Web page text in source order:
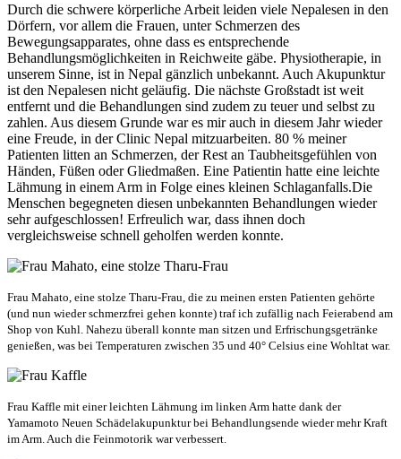
Durch die schwere körperliche Arbeit leiden viele Nepalesen in den
Dörfern, vor allem die Frauen, unter Schmerzen des
Bewegungsapparates, ohne dass es entsprechende
Behandlungsmöglichkeiten in Reichweite gäbe. Physiotherapie, in
unserem Sinne, ist in Nepal gänzlich unbekannt. Auch Akupunktur
ist den Nepalesen nicht geläufig. Die nächste Großstadt ist weit
entfernt und die Behandlungen sind zudem zu teuer und selbst zu
zahlen. Aus diesem Grunde war es mir auch in diesem Jahr wieder
eine Freude, in der Clinic Nepal mitzuarbeiten. 80 % meiner
Patienten litten an Schmerzen, der Rest an Taubheitsgefühlen von
Händen, Füßen oder Gliedmaßen. Eine Patientin hatte eine leichte
Lähmung in einem Arm in Folge eines kleinen Schlaganfalls.Die
Menschen begegneten diesen unbekannten Behandlungen wieder
sehr aufgeschlossen! Erfreulich war, dass ihnen doch
vergleichsweise schnell geholfen werden konnte.
Frau Mahato, eine stolze Tharu-Frau, die zu meinen ersten Patienten gehörte
(und nun wieder schmerzfrei gehen konnte) traf ich zufällig nach Feierabend am
Shop von Kuhl. Nahezu überall konnte man sitzen und Erfrischungsgetränke
genießen, was bei Temperaturen zwischen 35 und 40° Celsius eine Wohltat war.
Frau Kaffle mit einer leichten Lähmung im linken Arm hatte dank der
Yamamoto Neuen Schädelakupunktur bei Behandlungsende wieder mehr Kraft
im Arm. Auch die Feinmotorik war verbessert.